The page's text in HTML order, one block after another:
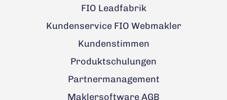
FIO Leadfabrik
Kundenservice FIO Webmakler
Kundenstimmen
Produktschulungen
Partnermanagement
Maklersoftware AGB